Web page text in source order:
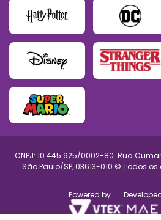
CNPJ: 10.445.925/0002-80. Rua
São Paulo/SP, 03613-010 © Todos
Powered by